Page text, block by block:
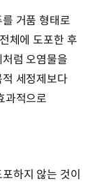
거품 형태로
체에 도포한 후
럼 오염물을
세정제보다
과적으로
하지 않는 것이